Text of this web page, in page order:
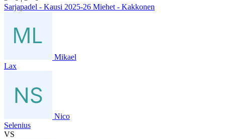
Sarjapadel - Kausi 2025-26 Miehet - Kakkonen
Mikael
Lax
Nico
Selenius
VS